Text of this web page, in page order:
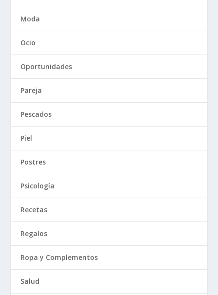
Moda
Ocio
Oportunidades
Pareja
Pescados
Piel
Postres
Psicología
Recetas
Regalos
Ropa y Complementos
Salud